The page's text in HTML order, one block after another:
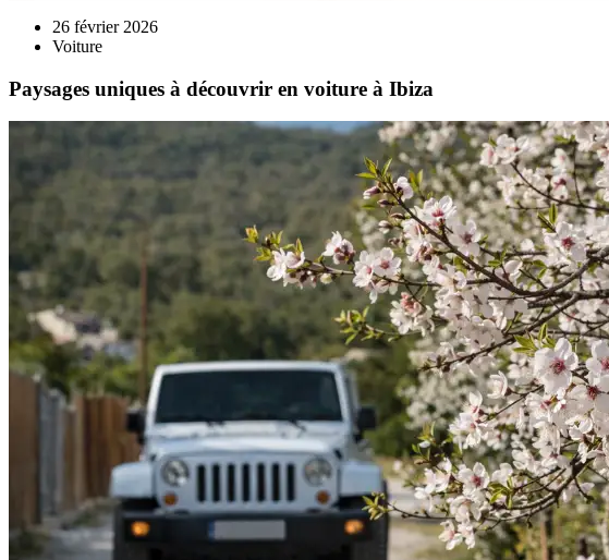
26 février 2026
Voiture
Paysages uniques à découvrir en voiture à Ibiza